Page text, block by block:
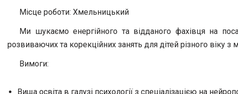
Місце роботи: Хмельницький
Ми шукаємо енергійного та відданого фахівця на
розвиваючих та корекційних занять для дітей різного віку
Вимоги:
Вища освіта в галузі психології з спеціалізацією на